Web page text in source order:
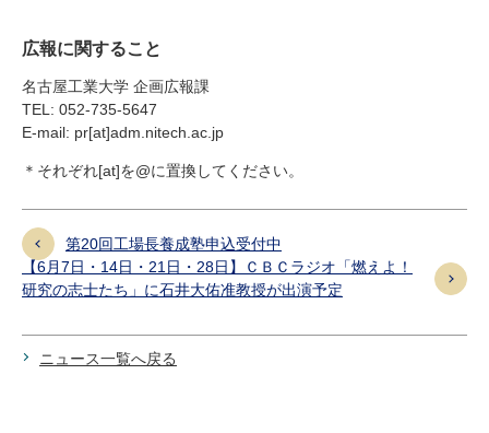
広報に関すること
名古屋工業大学 企画広報課
TEL: 052-735-5647
E-mail: pr[at]adm.nitech.ac.jp
＊それぞれ[at]を@に置換してください。
第20回工場長養成塾申込受付中
【6月7日・14日・21日・28日】ＣＢＣラジオ「燃えよ！
研究の志士たち」に石井大佑准教授が出演予定
ニュース一覧へ戻る